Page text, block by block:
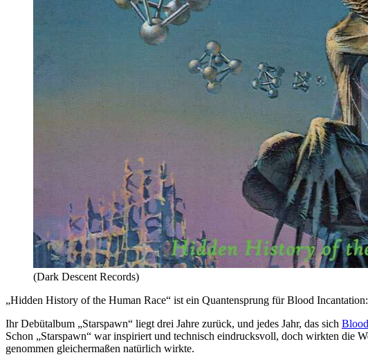
(Dark Descent Records)
„Hidden History of the Human Race“ ist ein Quantensprung für Blood
Ihr Debütalbum „Starspawn“ liegt drei Jahre zurück, und jedes Jahr, das sich
Schon „Starspawn“ war inspiriert und technisch eindrucksvoll, doch wirkten die
genommen gleichermaßen natürlich wirkte.